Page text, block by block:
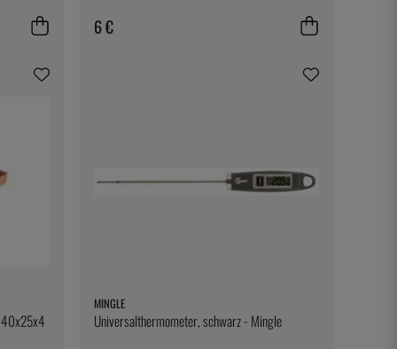
6 €
40x25x4
MINGLE
Universalthermometer, schwarz - Mingle